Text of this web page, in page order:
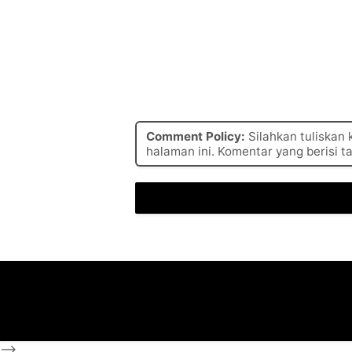
Comment Policy: Silahkan tuliskan
halaman ini. Komentar yang berisi
-->